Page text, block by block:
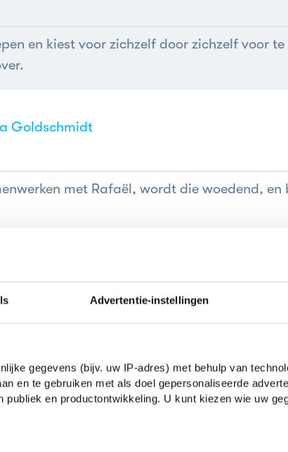
Advertentie-instellingen
gegevens (bijv. uw IP-adres) met behulp van
en te gebruiken met als doel gepersonaliseerde
publiek en productontwikkeling. U kunt kiezen wie uw
en kiest voor zichzelf door zichzelf voor te
Goldschmidt
met Rafaël, wordt die woedend, en
Eva. Bovendien verraadt hij Sebastiaan